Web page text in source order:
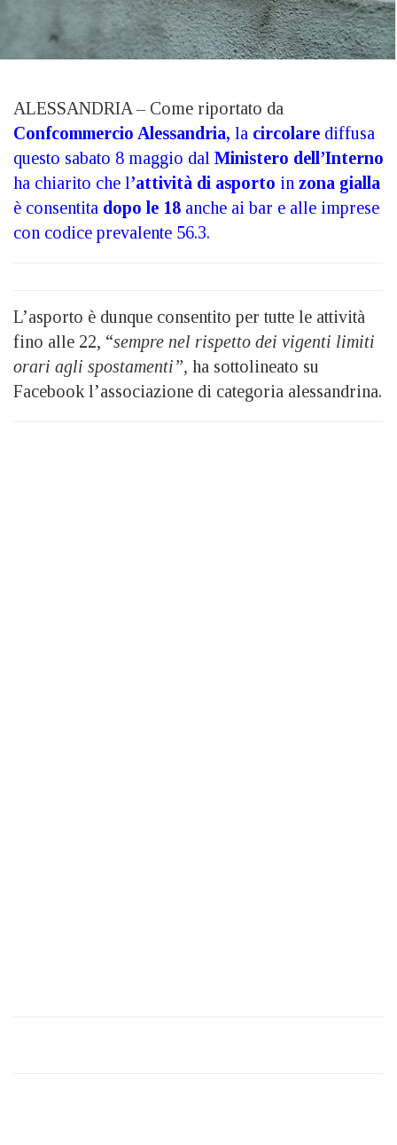
ALESSANDRIA – Come riportato da
Confcommercio Alessandria, la circolare diffusa
questo sabato 8 maggio dal Ministero dell’Interno
ha chiarito che l’attività di asporto in zona gialla
è consentita dopo le 18 anche ai bar e alle imprese
con codice prevalente 56.3.
L’asporto è dunque consentito per tutte le attività
fino alle 22, “sempre nel rispetto dei vigenti limiti
orari agli spostamenti”, ha sottolineato su
Facebook l’associazione di categoria alessandrina.